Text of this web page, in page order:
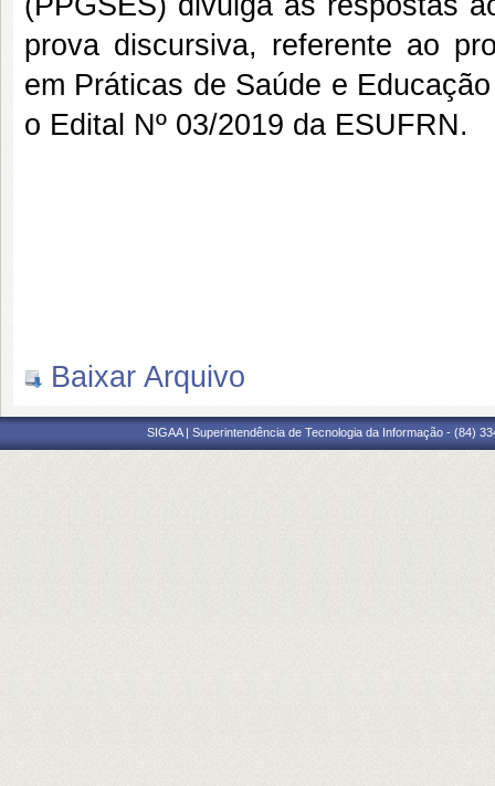
prova discursiva, referente ao
em Práticas de Saúde e
o Edital Nº 03/2019 da ESUFRN.
Baixar Arquivo
SIGAA | Superintendência de Tecnologia da Informação - (84)